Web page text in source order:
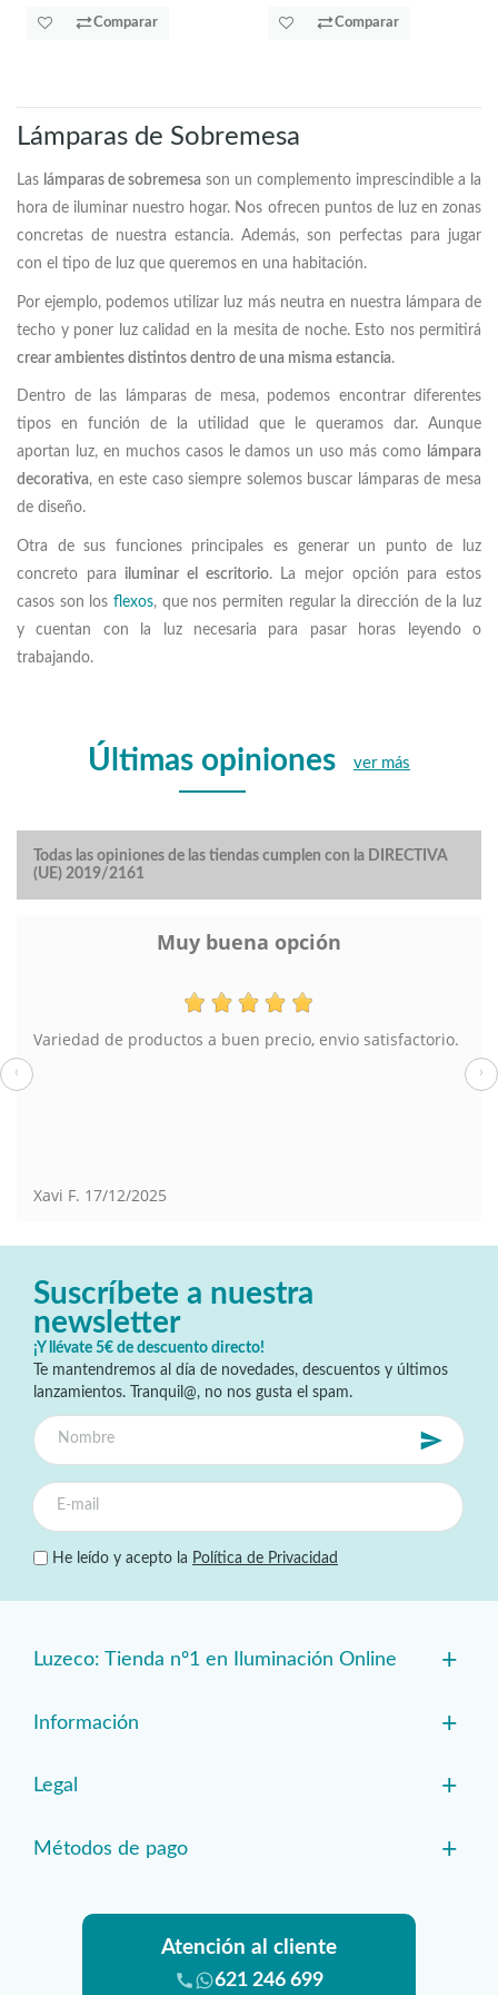
Comparar Comparar
Lámparas de Sobremesa
Las lámparas de sobremesa son un complemento imprescindible a la
hora de iluminar nuestro hogar. Nos ofrecen puntos de luz en zonas
concretas de nuestra estancia. Además, son perfectas para jugar
con el tipo de luz que queremos en una habitación.
Por ejemplo, podemos utilizar luz más neutra en nuestra lámpara de
techo y poner luz calidad en la mesita de noche. Esto nos permitirá
crear ambientes distintos dentro de una misma estancia.
Dentro de las lámparas de mesa, podemos encontrar diferentes
tipos en función de la utilidad que le queramos dar. Aunque
aportan luz, en muchos casos le damos un uso más como lámpara
decorativa, en este caso siempre solemos buscar lámparas de mesa
de diseño.
Otra de sus funciones principales es generar un punto de luz
concreto para iluminar el escritorio. La mejor opción para estos
casos son los flexos, que nos permiten regular la dirección de la luz
y cuentan con la luz necesaria para pasar horas leyendo o
trabajando.
Últimas opiniones ver más
Todas las opiniones de las tiendas cumplen con la DIRECTIVA
(UE) 2019/2161
Muy buena opción
Variedad de productos a buen precio, envio satisfactorio.
Xavi F. 17/12/2025
‹ ›
Suscríbete a nuestra
newsletter
¡Y llévate 5€ de descuento directo!
Te mantendremos al día de novedades, descuentos y últimos
lanzamientos. Tranquil@, no nos gusta el spam.
He leído y acepto la Política de Privacidad
Luzeco: Tienda nº1 en Iluminación Online +
Información +
Legal +
Métodos de pago +
Atención al cliente
621 246 699